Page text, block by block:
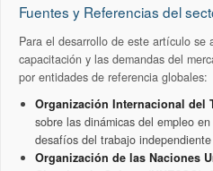
Fuentes y Referencias del
Para el desarrollo de este artículo se
capacitación y las demandas del
por entidades de referencia globales:
Organización Internacional del
sobre las dinámicas del empleo
desafíos del trabajo
Organización de las Naciones